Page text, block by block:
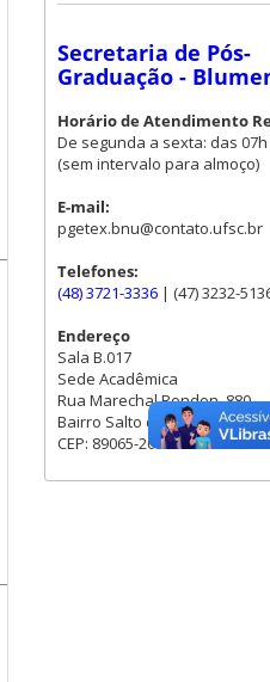
Secretaria de Pós-
Graduação -
Horário de Atendimento
De segunda a sexta: das 07h
(sem intervalo para almoço)
E-mail:
pgetex.bnu@contato.ufsc.br
Telefones:
(48) 3721-3336 | (47) 3232-
Endereço
Sala B.017
Sede Acadêmica
Rua Marechal Rondon, 880.
Bairro Salto do Norte -
CEP: 89065-200